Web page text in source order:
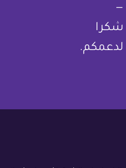
—
شكرا
لدعمكم.